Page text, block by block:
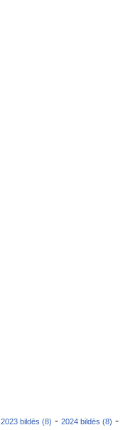
2023 bildēs (8) - 2024 bildēs (8) -